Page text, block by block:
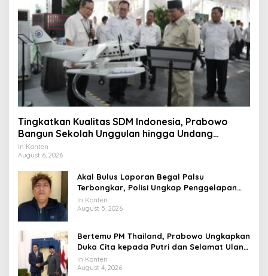
Tingkatkan Kualitas SDM Indonesia, Prabowo
Bangun Sekolah Unggulan hingga Undang
Universitas Terbaik Dunia
In Konten
August 6, 2026
Akal Bulus Laporan Begal Palsu
Terbongkar, Polisi Ungkap Penggelapan
Uang Perusahaan untuk Crypto
In Konten
August 5, 2026
Bertemu PM Thailand, Prabowo Ungkapkan
Duka Cita kepada Putri dan Selamat Ulang
Tahun ke Raja Thailand
In Konten
August 4, 2026